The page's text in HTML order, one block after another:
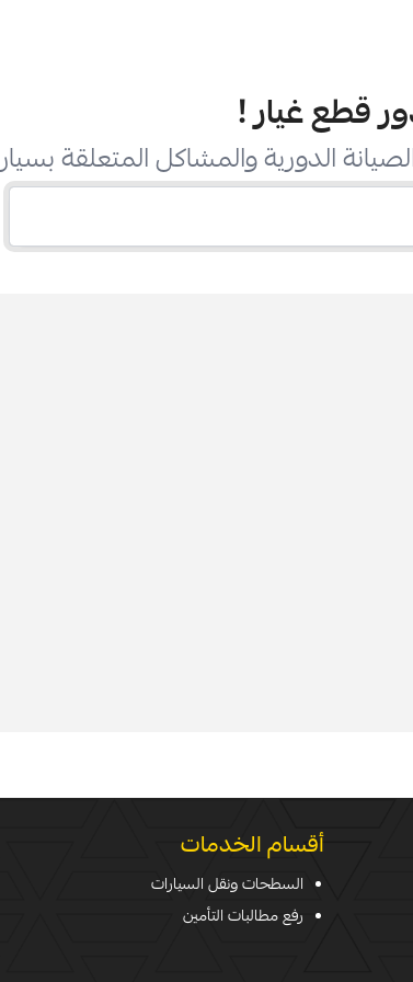
قطع غيار!
الدورية والمشاكل المتعلقة
أقسام الخدمات
السطحات ونقل السيارات
رفع مطالبات التأمين